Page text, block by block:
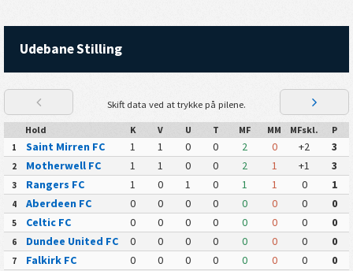
Udebane Stilling
Skift data ved at trykke på pilene.
Hold K V U T MF MM MFskl. P
1 Saint Mirren FC 1 1 0 0 2 0 +2 3
2 Motherwell FC 1 1 0 0 2 1 +1 3
3 Rangers FC 1 0 1 0 1 1 0 1
4 Aberdeen FC 0 0 0 0 0 0 0 0
5 Celtic FC 0 0 0 0 0 0 0 0
6 Dundee United FC 0 0 0 0 0 0 0 0
7 Falkirk FC 0 0 0 0 0 0 0 0